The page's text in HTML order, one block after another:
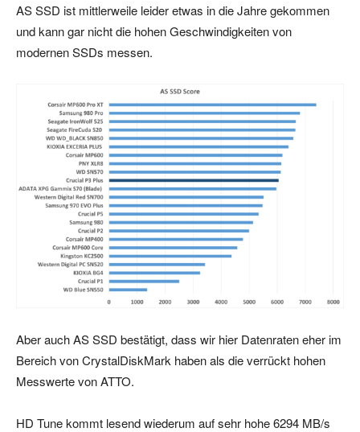
AS SSD ist mittlerweile leider etwas in die Jahre gekommen
und kann gar nicht die hohen Geschwindigkeiten von
modernen SSDs messen.
Aber auch AS SSD bestätigt, dass wir hier Datenraten eher im
Bereich von CrystalDiskMark haben als die verrückt hohen
Messwerte von ATTO.
HD Tune kommt lesend wiederum auf sehr hohe 6294 MB/s